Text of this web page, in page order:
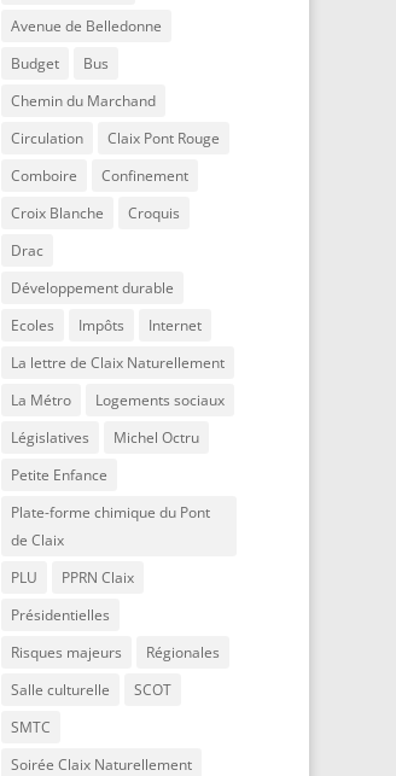
Avenue de Belledonne
Budget
Bus
Chemin du Marchand
Circulation
Claix Pont Rouge
Comboire
Confinement
Croix Blanche
Croquis
Drac
Développement durable
Ecoles
Impôts
Internet
La lettre de Claix Naturellement
La Métro
Logements sociaux
Législatives
Michel Octru
Petite Enfance
Plate-forme chimique du Pont
de Claix
PLU
PPRN Claix
Présidentielles
Risques majeurs
Régionales
Salle culturelle
SCOT
SMTC
Soirée Claix Naturellement